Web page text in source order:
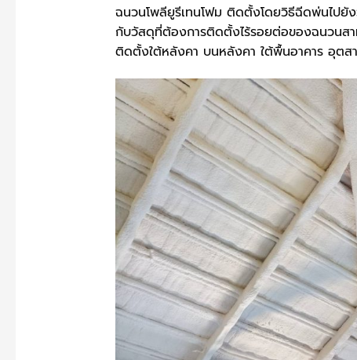
ฉนวนโพลียูรีเทนโฟม ติดตั้งโดยวิธีฉีดพ่นไปยั
กับวัสดุที่ต้องการติดตั้งไร้รอยต่อของฉนวนสา
ติดตั้งใต้หลังคา บนหลังคา ใต้พื้นอาคาร อุต